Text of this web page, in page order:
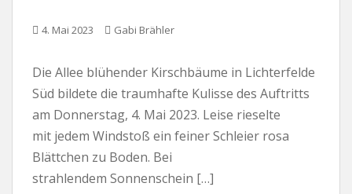
4. Mai 2023 Gabi Brähler
Die Allee blühender Kirschbäume in Lichterfelde
Süd bildete die traumhafte Kulisse des Auftritts
am Donnerstag, 4. Mai 2023. Leise rieselte
mit jedem Windstoß ein feiner Schleier rosa
Blättchen zu Boden. Bei
strahlendem Sonnenschein […]